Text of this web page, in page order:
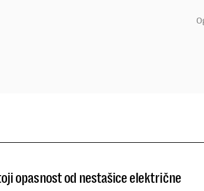
opasnost od nestašice električne